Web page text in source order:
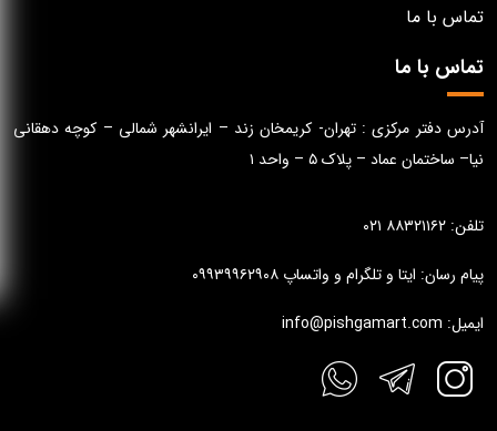
تماس با ما
تماس با ما
آدرس دفتر مرکزی : تهران- کریمخان زند – ایرانشهر شمالی – کوچه دهقانی
نیا– ساختمان عماد – پلاک ۵ – واحد ۱
تلفن: ۸۸۳۲۱۱۶۲ ۰۲۱
پیام رسان: ایتا و تلگرام و واتساپ ۰۹۹۳۹۹۶۲۹۰۸
ایمیل: info@pishgamart.com